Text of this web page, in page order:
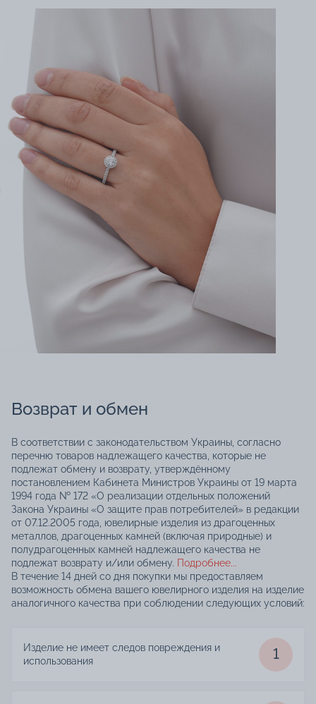
Возврат и обмен
В соответствии с законодательством Украины, согласно
перечню товаров надлежащего качества, которые не
подлежат обмену и возврату, утверждённому
постановлением Кабинета Министров Украины от 19 марта
1994 года № 172 «О реализации отдельных положений
Закона Украины «О защите прав потребителей» в редакции
от 07.12.2005 года, ювелирные изделия из драгоценных
металлов, драгоценных камней (включая природные) и
полудрагоценных камней надлежащего качества не
подлежат возврату и/или обмену. Подробнее...
В течение 14 дней со дня покупки мы предоставляем
возможность обмена вашего ювелирного изделия на изделие
аналогичного качества при соблюдении следующих условий:
Изделие не имеет следов повреждения и
использования
1